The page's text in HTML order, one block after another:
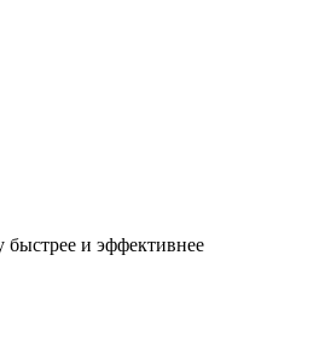
быстрее и эффективнее